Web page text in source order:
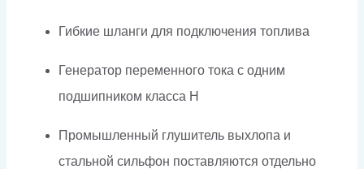
Гибкие шланги для подключения топлива
Генератор переменного тока с одним
подшипником класса H
Промышленный глушитель выхлопа и
стальной сильфон поставляются отдельно